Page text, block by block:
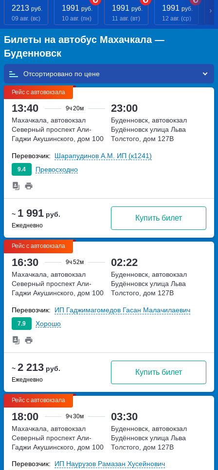
2213 руб.
09 авг. (вс)
1991 руб.
10 авг. (пн)
1991 руб.
11 авг. (вт)
1991 руб.
12 авг. (ср)
Билеты на автобус Махачкала —
Буденновск
Отсортировано по
Рейс с автовокзала
13:40 9ч20м 23:00
~ 1 991 руб.
Ежедневно
Купить билет
Махачкала, автовокзал
Северный проспект Али-
Гаджи Акушинского, дом 100
Буденновск, автовокзал
Будённовск улица Льва
Толстого, дом 127В
9.4 Превосходно
Перевозчик: Шарапудинов А.М. ИП (к1241)
Рейс с автовокзала
16:30 9ч52м 02:22
~ 2 213 руб.
Ежедневно
Купить билет
Махачкала, автовокзал
Северный проспект Али-
Гаджи Акушинского, дом 100
Буденновск, автовокзал
Будённовск улица Льва
Толстого, дом 127В
7.9 Хорошо
Перевозчик: ИП Гаджимагомедов Гасан Малачилаевич
Рейс с автовокзала
18:00 9ч30м 03:30
Махачкала, автовокзал
Северный проспект Али-
Гаджи Акушинского, дом 100
Буденновск, автовокзал
Будённовск улица Льва
Толстого, дом 127В
Перевозчик: ИП Наурузов Рамазан Хусейнович